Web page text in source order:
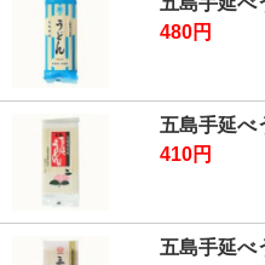
480円
五島手延べ
410円
五島手延べ